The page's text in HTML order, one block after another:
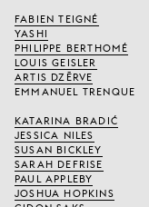
FABIEN TEIGNÉ
YASHI
PHILIPPE BERTHOMÉ
LOUIS GEISLER
ARTIS DZĒRVE
EMMANUEL TRENQUE
KATARINA BRADIĆ
JESSICA NILES
SUSAN BICKLEY
SARAH DEFRISE
PAUL APPLEBY
JOSHUA HOPKINS